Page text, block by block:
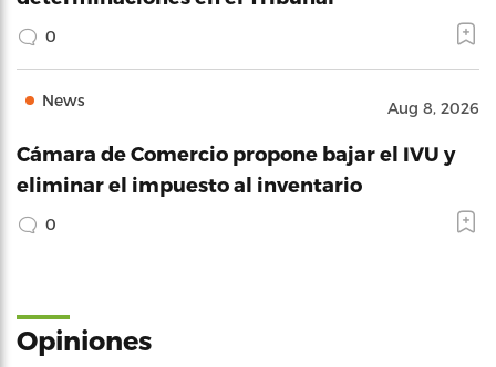
0
News Aug 8, 2026
Cámara de Comercio propone bajar el IVU y
eliminar el impuesto al inventario
0
Opiniones